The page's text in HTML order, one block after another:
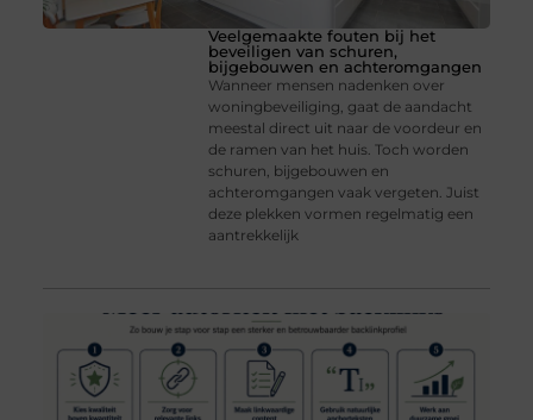
Veelgemaakte fouten bij het
beveiligen van schuren,
bijgebouwen en achteromgangen
Wanneer mensen nadenken over
woningbeveiliging, gaat de aandacht
meestal direct uit naar de voordeur en
de ramen van het huis. Toch worden
schuren, bijgebouwen en
achteromgangen vaak vergeten. Juist
deze plekken vormen regelmatig een
aantrekkelijk